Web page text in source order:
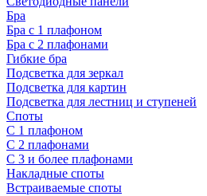
Бра
Бра с 1 плафоном
Бра с 2 плафонами
Гибкие бра
Подсветка для зеркал
Подсветка для картин
Подсветка для лестниц и ступеней
Споты
С 1 плафоном
С 2 плафонами
С 3 и более плафонами
Накладные споты
Встраиваемые споты